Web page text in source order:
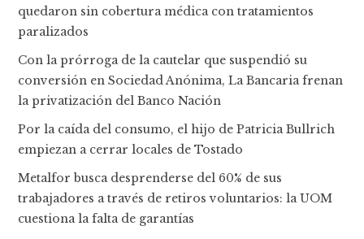
quedaron sin cobertura médica con tratamientos
paralizados
Con la prórroga de la cautelar que suspendió su
conversión en Sociedad Anónima, La Bancaria frenan
la privatización del Banco Nación
Por la caída del consumo, el hijo de Patricia Bullrich
empiezan a cerrar locales de Tostado
Metalfor busca desprenderse del 60% de sus
trabajadores a través de retiros voluntarios: la UOM
cuestiona la falta de garantías